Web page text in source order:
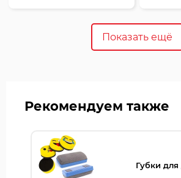
Показать ещё
Рекомендуем также
Губки для